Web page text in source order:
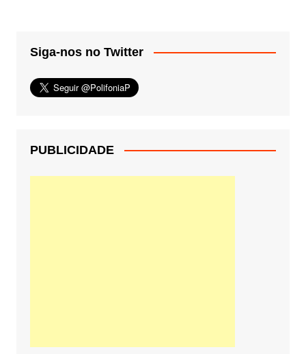
Siga-nos no Twitter
PUBLICIDADE